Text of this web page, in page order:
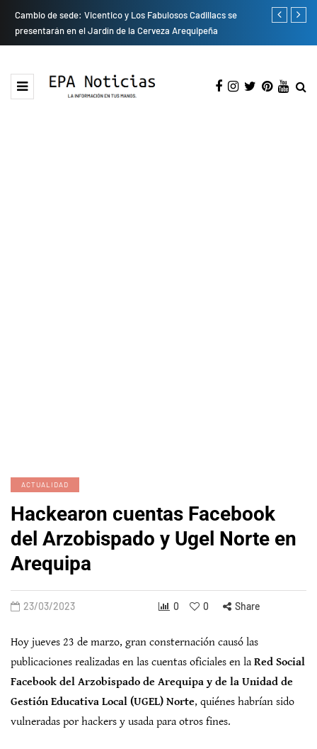
Cambio de sede: Vicentico y Los Fabulosos Cadillacs se
presentarán en el Jardín de la Cerveza Arequipeña
Empresas
ACTUALIDAD
Hackearon cuentas Facebook
del Arzobispado y Ugel Norte en
Arequipa
23/03/2023 0 0 Share
Hoy jueves 23 de marzo, gran consternación causó las
publicaciones realizadas en las cuentas oficiales en la Red Social
Facebook del Arzobispado de Arequipa y de la Unidad de
Gestión Educativa Local (UGEL) Norte, quiénes habrían sido
vulneradas por hackers y usada para otros fines.